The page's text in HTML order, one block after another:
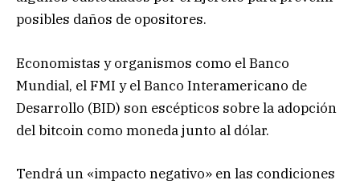
posibles daños de opositores.
Economistas y organismos como el Banco
Mundial, el FMI y el Banco Interamericano de
Desarrollo (BID) son escépticos sobre la adopción
del bitcoin como moneda junto al dólar.
Tendrá un «impacto negativo» en las condiciones